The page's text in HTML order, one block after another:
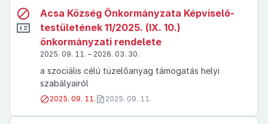
Acsa Község Önkormányzata Képviselő-
testületének 11/2025. (IX. 10.)
önkormányzati rendelete
2025. 09. 11. – 2026. 03. 30.
a szociális célú tüzelőanyag támogatás helyi
szabályairól
2025. 09. 11. 2025. 09. 11.